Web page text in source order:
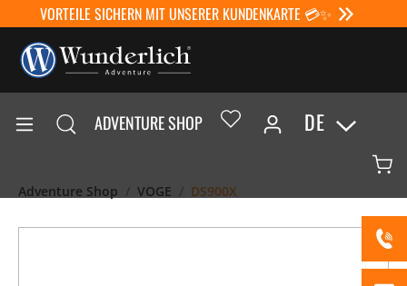
VORTEILE SICHERN MIT UNSERER KUNDENKARTE 💳✨
ADVENTURE SHOP DE
Adventure Shop VOGE DS900X